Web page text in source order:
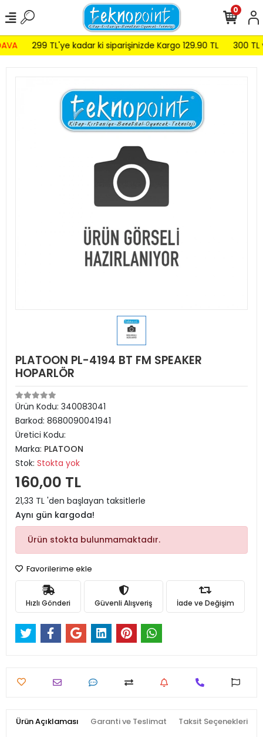
299 TL'ye kadar ki siparişinizde Kargo 129.90 TL 300 TL
0
PLATOON PL-4194 BT FM SPEAKER
HOPARLÖR
Ürün Kodu: 340083041
Barkod: 8680090041941
Üretici Kodu:
Marka: PLATOON
Stok: Stokta yok
160,00 TL
21,33 TL 'den başlayan taksitlerle
Aynı gün kargoda!
Ürün stokta bulunmamaktadır.
Favorilerime ekle
Hızlı Gönderi Güvenli Alışveriş İade ve Değişim
Ürün Açıklaması Garanti ve Teslimat Taksit Seçenekleri